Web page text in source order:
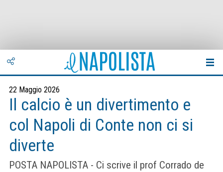
22 Maggio 2026
Il calcio è un divertimento e
col Napoli di Conte non ci si
diverte
POSTA NAPOLISTA - Ci scrive il prof Corrado de